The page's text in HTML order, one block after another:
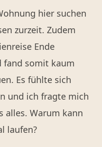
hier suchen
zurzeit. Zudem
Ende
fand somit kaum
Es fühlte sich
und ich fragte mich
alles. Warum kann
laufen?